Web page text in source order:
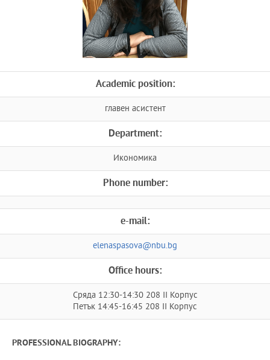
Academic position:
главен асистент
Department:
Икономика
Phone number:
e-mail:
elenaspasova@nbu.bg
Office hours:
Сряда 12:30-14:30 208 II Корпус
Петък 14:45-16:45 208 II Корпус
PROFESSIONAL BIOGRAPHY: